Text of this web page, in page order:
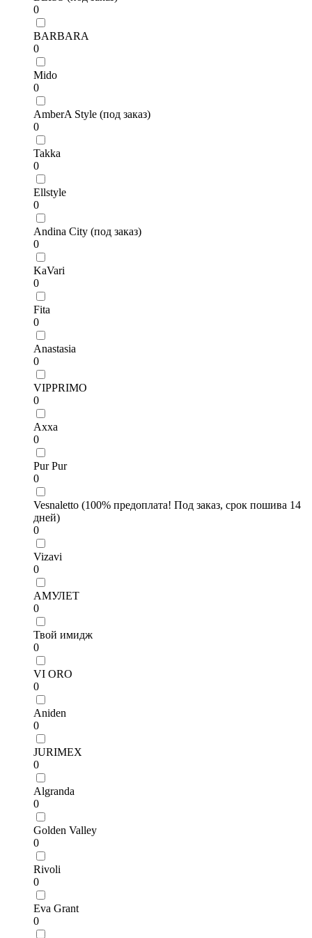
0
BARBARA
0
Mido
0
AmberA Style (под заказ)
0
Takka
0
Ellstyle
0
Andina City (под заказ)
0
KaVari
0
Fita
0
Anastasia
0
VIPPRIMO
0
Axxa
0
Pur Pur
0
Vesnaletto (100% предоплата! Под заказ, срок пошива 14
дней)
0
Vizavi
0
АМУЛЕТ
0
Твой имидж
0
VI ORO
0
Aniden
0
JURIMEX
0
Algranda
0
Golden Valley
0
Rivoli
0
Eva Grant
0